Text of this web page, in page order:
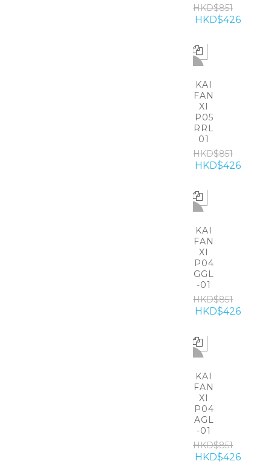
HKD$851
HKD$426
-50%
KAI
FAN
XI
P05
RRL
01
HKD$851
HKD$426
-50%
KAI
FAN
XI
P04
GGL
-01
HKD$851
HKD$426
-50%
KAI
FAN
XI
P04
AGL
-01
HKD$851
HKD$426